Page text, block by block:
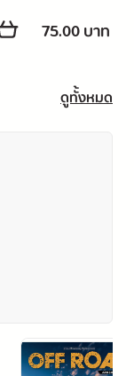
(No. 655)
75.00 บาท
ดูทั้งหมด